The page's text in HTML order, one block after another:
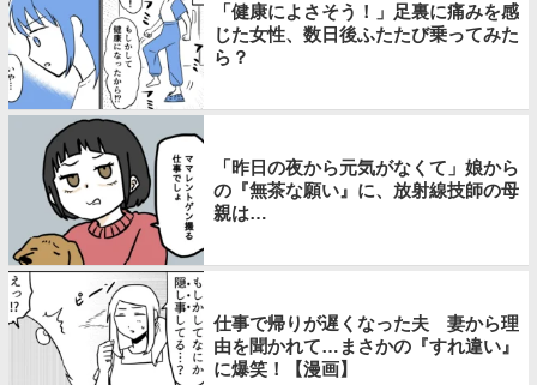
「健康によさそう！」足裏に痛みを感
じた女性、数日後ふたたび乗ってみた
ら？
「昨日の夜から元気がなくて」娘から
の『無茶な願い』に、放射線技師の母
親は…
仕事で帰りが遅くなった夫 妻から理
由を聞かれて…まさかの『すれ違い』
に爆笑！【漫画】